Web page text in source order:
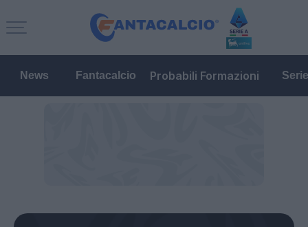
News Fantacalcio Probabili Formazioni